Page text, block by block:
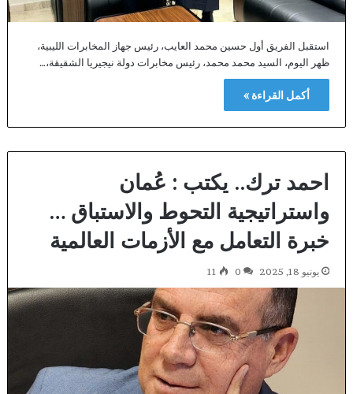
استقبل الفريق أول حسين محمد العايب، رئيس جهاز المخابرات الليبية،
ظهر اليوم، السيد محمد محمد، رئيس مخابرات دولة نيجيريا الشقيقة،…
أكمل القراءة »
احمد ترك.. يكتب : عُمان
واستراتيجية التحوط والاستباق …
خبرة التعامل مع الأزمات العالمية
يونيو 18, 2025 0
11